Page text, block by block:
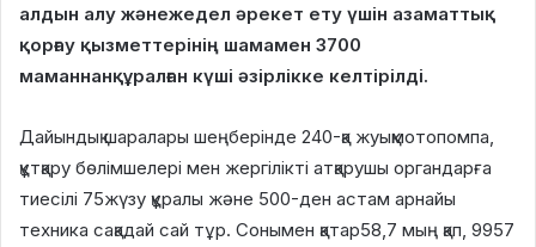
алдын алу жәнежедел әрекет ету үшін азаматтық
қорғау қызметтерінің шамамен 3700
маманнанқұралған күші әзірлікке келтірілді.
Дайындық шаралары шеңберінде 240-қа жуықмотопомпа,
құтқару бөлімшелері мен жергілікті атқарушы органдарға
тиесілі 75жүзу құралы және 500-ден астам арнайы
техника сақадай сай тұр. Сонымен қатар58,7 мың қап, 9957